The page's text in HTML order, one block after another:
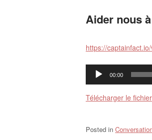
Aider nous
https://
Lecteur
00:00
Télécharger le fichier
Posted in